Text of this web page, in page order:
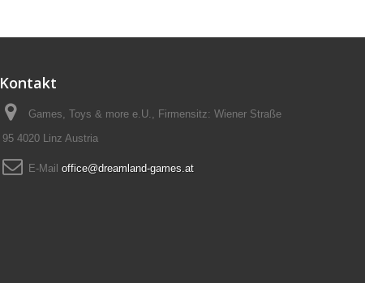
Kontakt
Games, Toys & more e.U., Firmensitz: Wiener Straße
95 4020 Linz Austria
E-Mail office@dreamland-games.at